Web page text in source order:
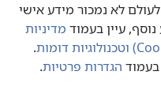
לא נמכור מידע אישי
עיין בעמוד מדיניות
.
הגדרות פרטיות.
Copyright© 2026 Watch Tower
| הגדרות פרטיות